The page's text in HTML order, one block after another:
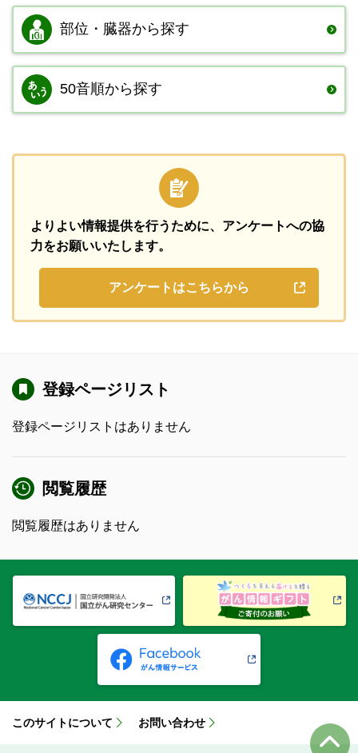
部位・臓器から探す
50音順から探す
よりよい情報提供を行うために、 アンケートへの協
力をお願いいたします。
アンケートはこちらから
登録ページリスト
登録ページリストはありません
閲覧履歴
閲覧履歴はありません
このサイトについて お問い合わせ